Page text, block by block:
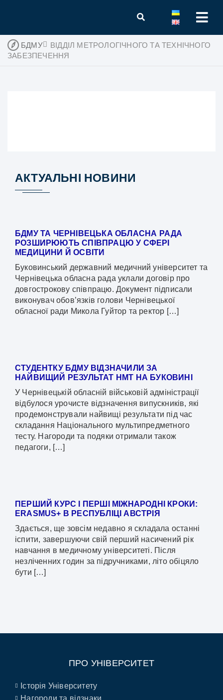
БДМУ
ВІДДІЛ МЕТРОЛОГІЧНОГО ТА ТЕХНІЧНОГО
ЗАБЕЗПЕЧЕННЯ
АКТУАЛЬНІ НОВИНИ
БДМУ ТА ЧЕРНІВЕЦЬКА ОБЛАСНА РАДА
РОЗШИРЮЮТЬ СПІВПРАЦЮ У СФЕРІ
МЕДИЦИНИ Й ОСВІТИ
Буковинський державний медичний університет та
Чернівецька обласна рада уклали договір про
довгострокову співпрацю. Документ підписали
виконувач обов’язків голови Чернівецької
обласної ради Микола Гуйтор та ректор […]
СТУДЕНТКУ БДМУ ВІДЗНАЧИЛИ ЗА
НАЙВИЩИЙ РЕЗУЛЬТАТ НМТ НА БУКОВИНІ
У Чернівецькій обласній військовій адміністрації
відбулося урочисте відзначення випускників, які
продемонстрували найвищі результати під час
складання Національного мультипредметного
тесту. Нагороди та подяки отримали також
педагоги, […]
ПЕРШИЙ КУРС І ПЕРШІ МІЖНАРОДНІ КРОКИ:
ERASMUS+ В РЕСПУБЛІЦІ АВСТРІЯ
Здається, ще зовсім недавно я складала останні
іспити, завершуючи свій перший насичений рік
навчання в медичному університеті. Після
незліченних годин за підручниками, літо обіцяло
бути […]
ПРО УНІВЕРСИТЕТ
Історія Університету
Нагороди та відзнаки